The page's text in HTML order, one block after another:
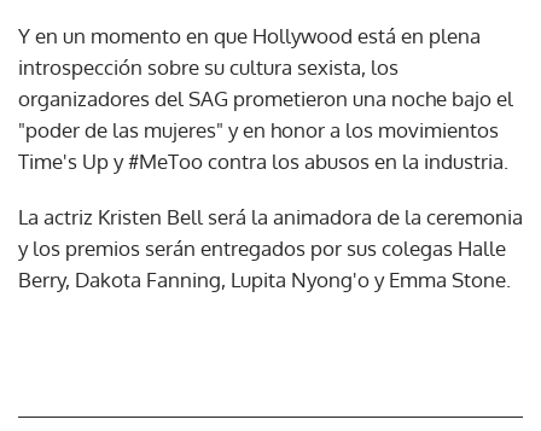
Y en un momento en que Hollywood está en plena
introspección sobre su cultura sexista, los
organizadores del SAG prometieron una noche bajo el
"poder de las mujeres" y en honor a los movimientos
Time's Up y #MeToo contra los abusos en la industria.
La actriz Kristen Bell será la animadora de la ceremonia
y los premios serán entregados por sus colegas Halle
Berry, Dakota Fanning, Lupita Nyong'o y Emma Stone.